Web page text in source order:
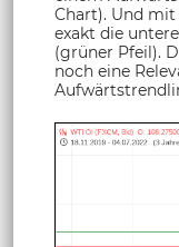
Chart). Und
exakt die
(grüner Pfeil).
noch eine